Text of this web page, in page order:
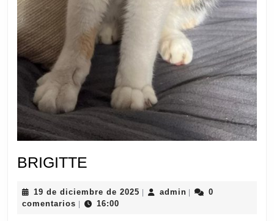
BRIGITTE
19 de diciembre de 2025 19
adminadmin
0
comentarios
16:00